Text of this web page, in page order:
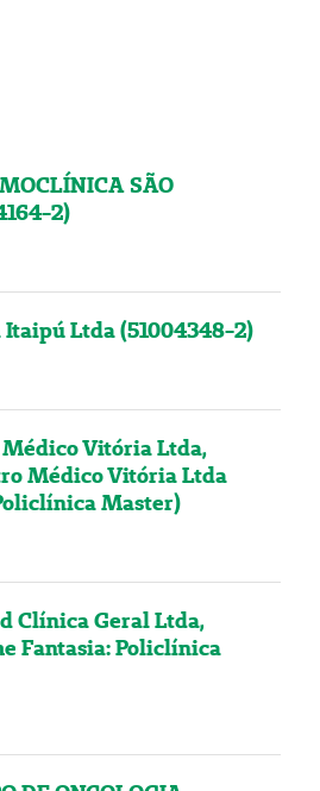
SÃO
2)
Ltda (51004348-2)
Vitória Ltda,
Médico Vitória Ltda
Master)
Clínica Geral Ltda,
Fantasia: Policlínica